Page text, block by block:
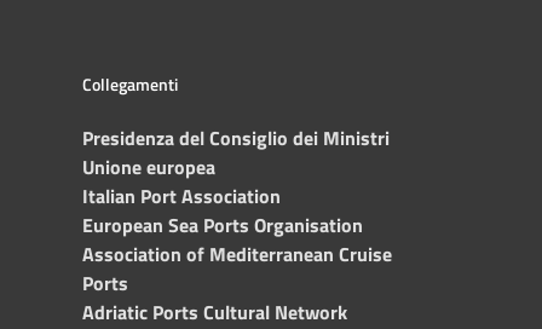
Collegamenti
Presidenza del Consiglio dei Ministri
Unione europea
Italian Port Association
European Sea Ports Organisation
Association of Mediterranean Cruise
Ports
Adriatic Ports Cultural Network